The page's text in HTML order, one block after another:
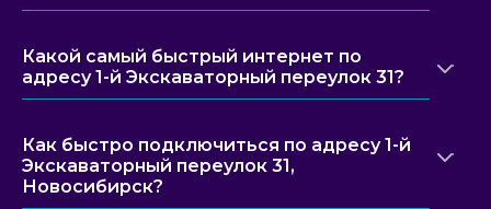
Какой самый быстрый интернет по
адресу 1-й Экскаваторный переулок 31?
Как быстро подключиться по адресу 1-й
Экскаваторный переулок 31,
Новосибирск?